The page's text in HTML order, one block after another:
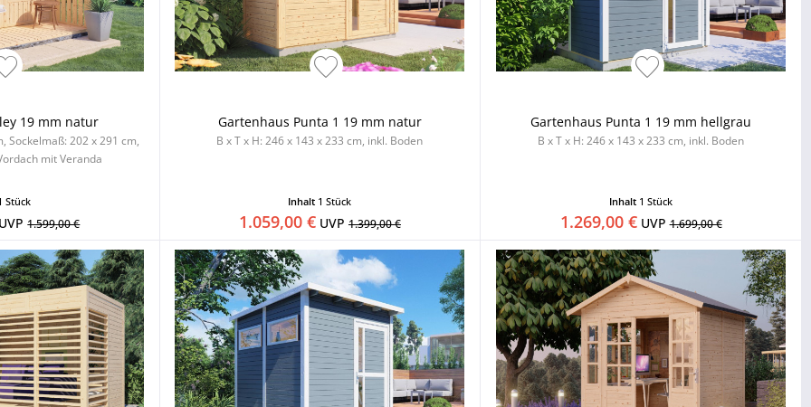
19 mm natur
Sockelmaß: 202 x 291 cm,
mit Veranda
Stück
UVP1.599,00 €
Gartenhaus Punta 1 19 mm natur
B x T x H: 246 x 143 x 233 cm, inkl. Boden
Inhalt 1 Stück
1.059,00 €UVP 1.399,00 €
Gartenhaus Punta 1 19 mm hellgrau
B x T x H: 246 x 143 x 233 cm, inkl. Boden
Inhalt 1 Stück
1.269,00 €UVP1.699,00 €